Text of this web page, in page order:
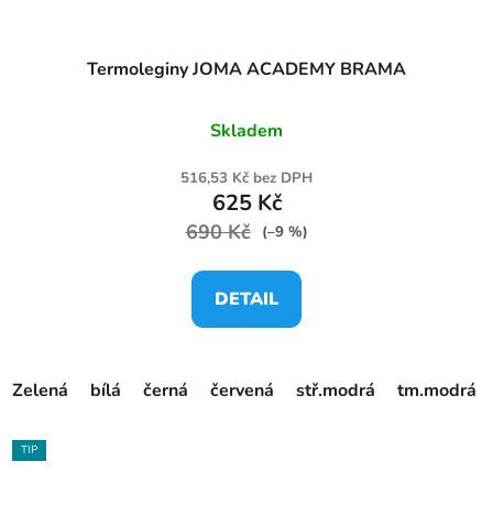
Termoleginy JOMA ACADEMY BRAMA
Skladem
516,53 Kč bez DPH
625 Kč
690 Kč (–9 %)
DETAIL
Zelená bílá černá červená stř.modrá tm.modrá
TIP